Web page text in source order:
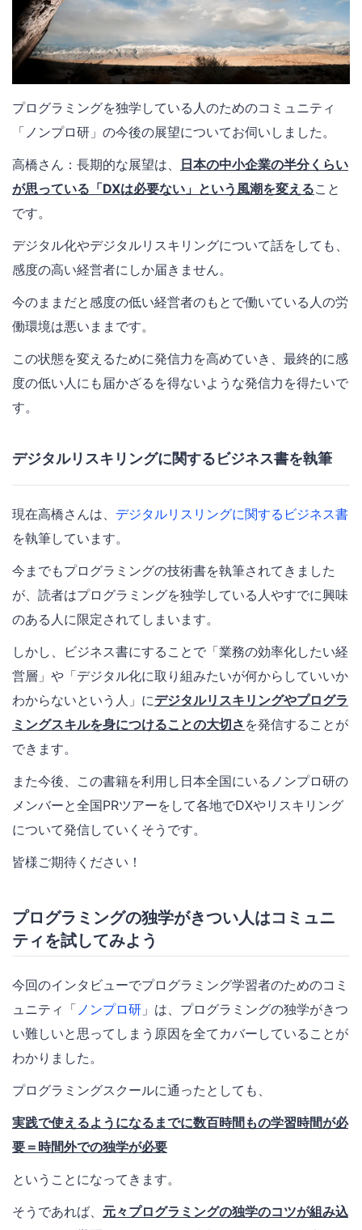
プログラミングを独学している人のためのコミュニティ
「ノンプロ研」の今後の展望についてお伺いしました。
高橋さん：長期的な展望は、
日本の中小企業の半分くらい
が思っている「DXは必要ない」という風潮を変えること
です。
デジタル化やデジタルリスキリングについて話をしても、
感度の高い経営者にしか届きません。
今のままだと感度の低い経営者のもとで働いている人の労
働環境は悪いままです。
この状態を変えるために発信力を高めていき、最終的に感
度の低い人にも届かざるを得ないような発信力を得たいで
す。
デジタルリスキリングに関するビジネス書を執筆
現在高橋さんは、 デジタルリスリングに関するビジネス書
を執筆しています。
今までもプログラミングの技術書を執筆されてきました
が、読者はプログラミングを独学している人やすでに興味
のある人に限定されてしまいます。
しかし、ビジネス書にすることで「業務の効率化したい経
営層」や「デジタル化に取り組みたいが何からしていいか
わからないという人」にデジタルリスキリングやプログラ
ミングスキルを身につけることの大切さ を発信することが
できます。
また今後、この書籍を利用し日本全国にいるノンプロ研の
メンバーと全国PRツアーをして各地でDXやリスキリング
について発信していくそうです。
皆様ご期待ください！
プログラミングの独学がきつい人はコミュニ
ティを試してみよう
今回のインタビューでプログラミング学習者のためのコミ
ュニティ「 ノンプロ研 」は、プログラミングの独学がきつ
い難しいと思ってしまう原因を全てカバーしていることが
わかりました。
プログラミングスクールに通ったとしても、
実践で使えるようになるまでに数百時間もの学習時間が必
要＝時間外での独学が必要
ということになってきます。
そうであれば、 元々プログラミングの独学のコツが組み込